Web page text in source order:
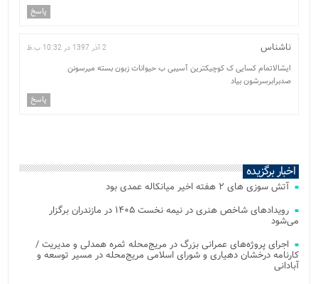
پاسخ
ناشناس 2 آذر 1397 در 10:32 ب.ظ
ایشالاتمام کسایی ک کوچیکترین آسیبی ب حیوانات زبون بسته میرسونن
صدبرابرسرشون بیاد
پاسخ
اخبار برگزیده
آتش‌ سوزی‌ های ۲ هفته اخیر میانکاله عمدی بود
رویدادهای شاخص هنری در نیمه نخست ۱۴۰۵ در مازندران برگزار
می‌شود
اجرای پروژه‌های عمرانی بزرگ در مریج‌محله ثمره همدلی و مدیریت /
کارنامه درخشان دهیاری و شورای اسلامی مریج‌محله در مسیر توسعه و
آبادانی